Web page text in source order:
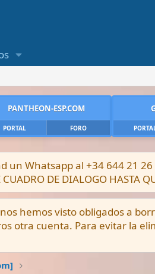
PANTHEON-ESP.COM
PORTAL FORO
un Whatsapp al +34 644 21
DE DIALOGO HASTA
hemos visto obligados a
otra cuenta. Para evitar la